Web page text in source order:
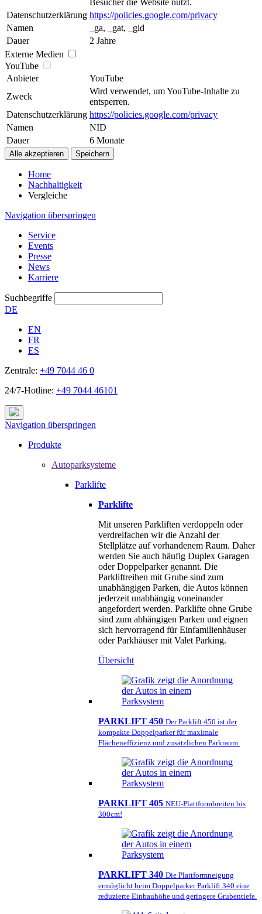
Besucher die Website nutzt.
Datenschutzerklärung https://policies.google.com/privacy
Namen
_ga, _gat, _gid
Dauer
2 Jahre
Externe Medien
YouTube
Anbieter
YouTube
Zweck
Wird verwendet, um YouTube-Inhalte zu
entsperren.
Datenschutzerklärung https://policies.google.com/privacy
Namen
NID
Dauer
6 Monate
Home
Nachhaltigkeit
Vergleiche
Navigation überspringen
Service
Events
Presse
News
Karriere
Suchbegriffe
DE
EN
FR
ES
Zentrale: +49 7044 46 0
24/7-Hotline: +49 7044 46101
Navigation überspringen
Produkte
Autoparksysteme
Parklifte
Parklifte
Mit unseren Parkliften verdoppeln oder
verdreifachen wir die Anzahl der
Stellplätze auf vorhandenem Raum. Daher
werden Sie auch häufig Duplex Garagen
oder Doppelparker genannt. Die
Parkliftreihen mit Grube sind zum
unabhängigen Parken, die Autos können
jederzeit unabhängig voneinander
angefordert werden. Parklifte ohne Grube
sind zum abhängigen Parken und eignen
sich hervorragend für Einfamilienhäuser
oder Parkhäuser mit Valet Parking.
Übersicht
PARKLIFT 450 Der Parklift 450 ist der
kompakte Doppelparker für maximale
Flächeneffizienz und zusätzlichen Parkraum.
PARKLIFT 405 NEU-Plattformbreiten bis
300cm!
PARKLIFT 340 Die Plattformneigung
ermöglicht beim Doppelparker Parklift 340 eine
reduzierte Einbauhöhe und geringere Grubentiefe.